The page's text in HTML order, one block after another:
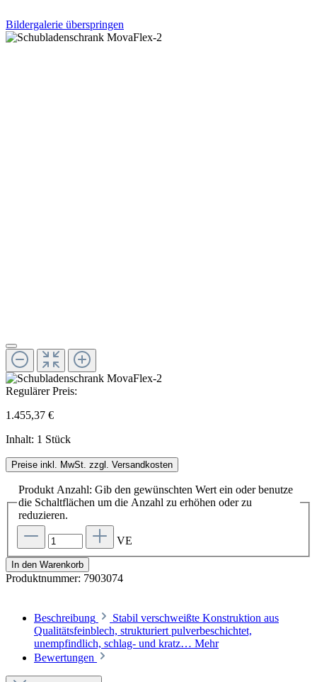
Bildergalerie überspringen
Regulärer Preis:
1.455,37 €
Inhalt: 1 Stück
Preise inkl. MwSt. zzgl. Versandkosten
Produkt Anzahl: Gib den gewünschten Wert ein oder benutze
die Schaltflächen um die Anzahl zu erhöhen oder zu
reduzieren.
VE
In den Warenkorb
Produktnummer: 7903074
Beschreibung
Stabil verschweißte Konstruktion aus
Qualitätsfeinblech, strukturiert pulverbeschichtet,
unempfindlich, schlag- und kratz… Mehr
Bewertungen